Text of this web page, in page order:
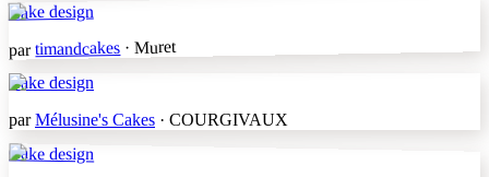
Cake design
par timandcakes · Muret
Cake design
par Mélusine's Cakes · COURGIVAUX
Cake design